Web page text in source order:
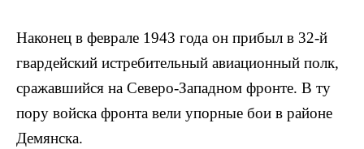
Наконец в феврале 1943 года он прибыл в 32-й
гвардейский истребительный авиационный полк,
сражавшийся на Северо-Западном фронте. В ту
пору войс­ка фронта вели упорные бои в районе
Демянска.